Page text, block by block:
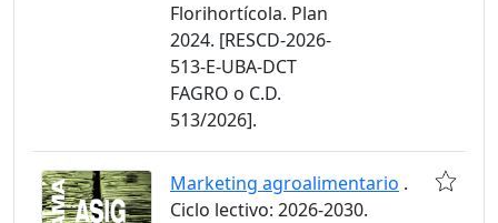
Florihortícola. Plan
2024. [RESCD-2026-
513-E-UBA-DCT
FAGRO o C.D.
513/2026].
Marketing agroalimentario .
Ciclo lectivo: 2026-2030.